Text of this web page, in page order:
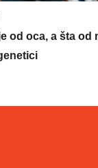
od oca, a šta od